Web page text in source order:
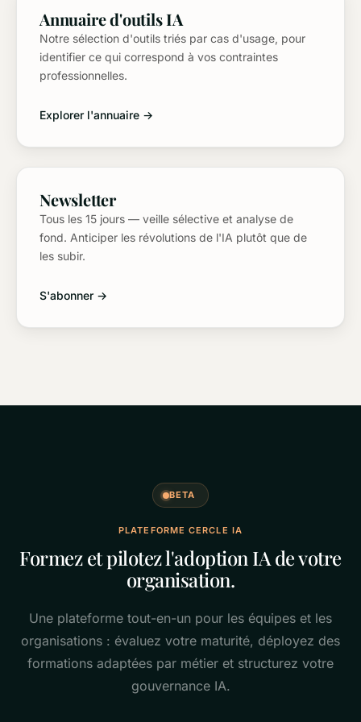
Annuaire d'outils IA
Notre sélection d'outils triés par cas d'usage, pour
identifier ce qui correspond à vos contraintes
professionnelles.
Explorer l'annuaire →
Newsletter
Tous les 15 jours — veille sélective et analyse de
fond. Anticiper les révolutions de l'IA plutôt que de
les subir.
S'abonner →
BETA
PLATEFORME CERCLE IA
Formez et pilotez l'adoption IA de votre
organisation.
Une plateforme tout-en-un pour les équipes et les
organisations : évaluez votre maturité, déployez des
formations adaptées par métier et structurez votre
gouvernance IA.